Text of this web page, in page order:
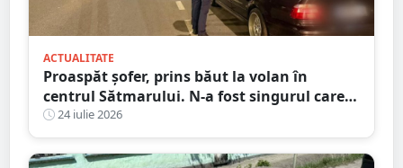
ACTUALITATE
Proaspăt șofer, prins băut la volan în
centrul Sătmarului. N-a fost singurul care a
călcat pe bec
24 iulie 2026